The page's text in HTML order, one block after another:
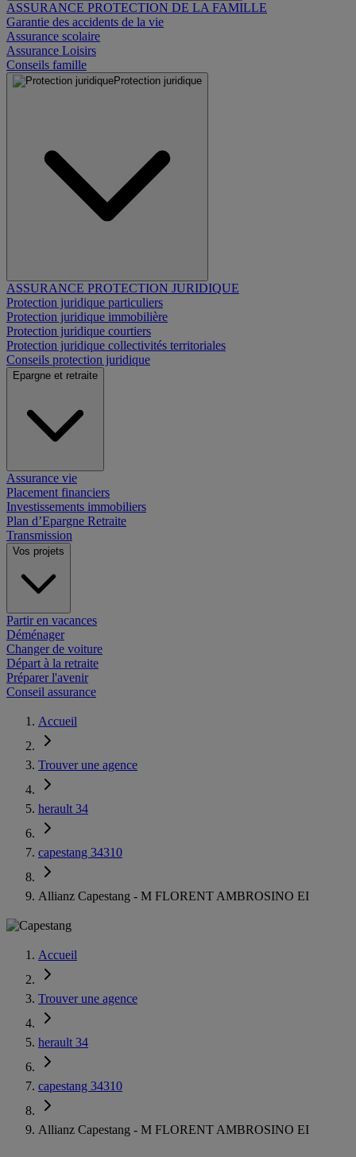
ASSURANCE PROTECTION DE LA FAMILLE
Garantie des accidents de la vie
Assurance scolaire
Assurance Loisirs
Conseils famille
Protection juridique
ASSURANCE PROTECTION JURIDIQUE
Protection juridique particuliers
Protection juridique immobilière
Protection juridique courtiers
Protection juridique collectivités territoriales
Conseils protection juridique
Epargne et retraite
Assurance vie
Placement financiers
Investissements immobiliers
Plan d’Epargne Retraite
Transmission
Vos projets
Partir en vacances
Déménager
Changer de voiture
Départ à la retraite
Préparer l'avenir
Conseil assurance
Accueil
Trouver une agence
herault 34
capestang 34310
Allianz Capestang - M FLORENT AMBROSINO EI
Accueil
Trouver une agence
herault 34
capestang 34310
Allianz Capestang - M FLORENT AMBROSINO EI